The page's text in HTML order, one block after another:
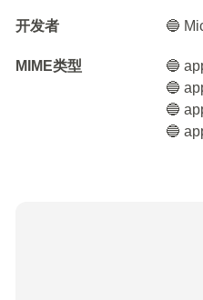
开发者 🔵
MIME类型
🔵
🔵
🔵
🔵